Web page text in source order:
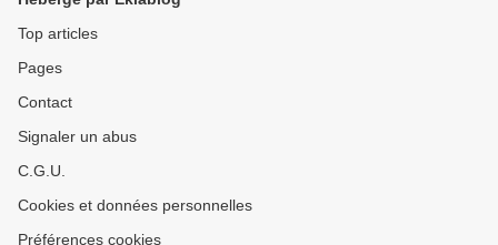
Top articles
Pages
Contact
Signaler un abus
C.G.U.
Cookies et données personnelles
Préférences cookies